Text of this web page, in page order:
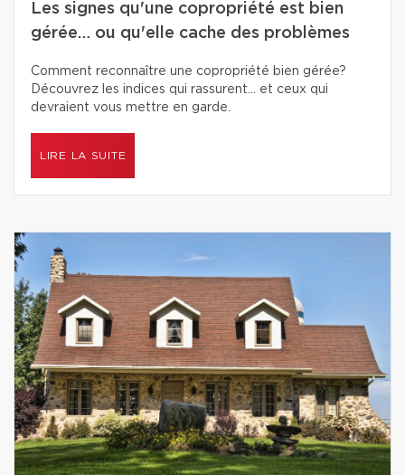
Les signes qu'une copropriété est bien
gérée… ou qu'elle cache des problèmes
Comment reconnaître une copropriété bien gérée?
Découvrez les indices qui rassurent… et ceux qui
devraient vous mettre en garde.
LIRE LA SUITE